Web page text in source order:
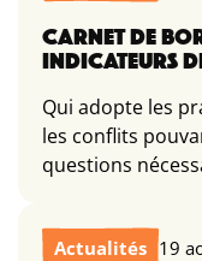
CARNET DE
INDICATEURS
Qui adopte les
les conflits
questions
Actualités 19